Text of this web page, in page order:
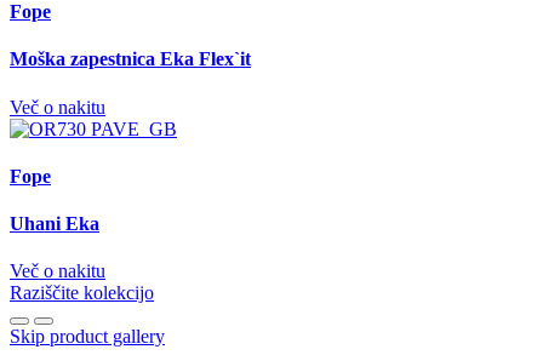
Fope
Moška zapestnica Eka Flex`it
Več o nakitu
Fope
Uhani Eka
Več o nakitu
Raziščite kolekcijo
Skip product gallery